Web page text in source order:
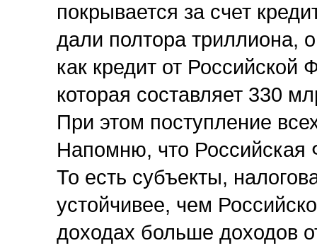
покрывается за счет
дали полтора триллиона,
как кредит от Российской
которая составляет 330
При этом поступление
Напомню, что Российская
То есть субъекты,
устойчивее, чем
доходах больше доходов